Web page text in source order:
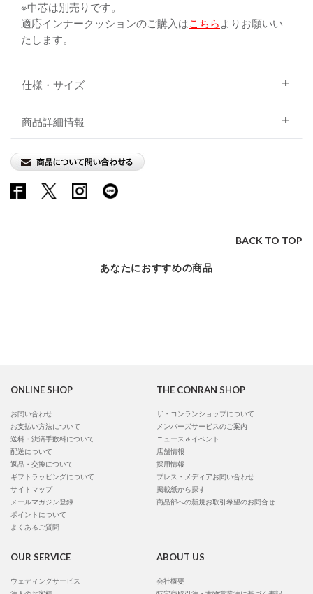
※中芯は別売りです。
適応インナークッションのご購入はこちら よりお願いい
たします。
仕様・サイズ
商品詳細情報
BACK TO TOP
あなたにおすすめの商品
ONLINE SHOP
お問い合わせ
お支払い方法について
送料・決済手数料について
配送について
返品・交換について
ギフトラッピングについて
サイトマップ
メールマガジン登録
ポイントについて
よくあるご質問
THE CONRAN SHOP
ザ・コンランショップについて
メンバーズサービスのご案内
ニュース＆イベント
店舗情報
採用情報
プレス・メディアお問い合わせ
掲載紙から探す
商品部への新規お取引希望のお問合せ
OUR SERVICE
ウェディングサービス
ABOUT US
会社概要